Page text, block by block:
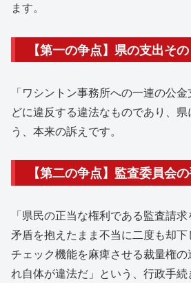
ます。
【第一の争点】県の支出そ
「ワシントン事務所への一連の公
どに違反する違法なものであり、
う、本来の訴えです。
【第二の争点】監査委員会
「県民の正当な権利である監査請
矛盾を抱えたまま不当に二度も却
チェック機能を麻痺させる裁量権
れ自体が違法だ」という、行政手